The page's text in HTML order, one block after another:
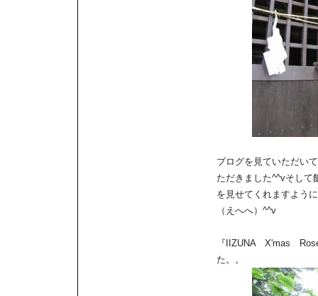
ブログを見ていただい
ただきました^^vそして
を見せてくれますよう
（えへへ）^^v
『IIZUNA X'mas
た。。